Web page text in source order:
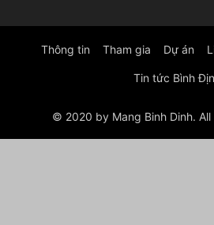
Thông tin Tham gia Dự án
Tin tức Bình
© 2020 by Mang Binh Dinh. All